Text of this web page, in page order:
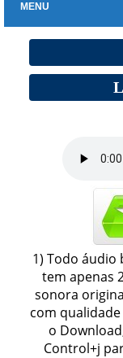
MENU
1) Todo áudio
tem apenas
sonora
com
o
Control+j